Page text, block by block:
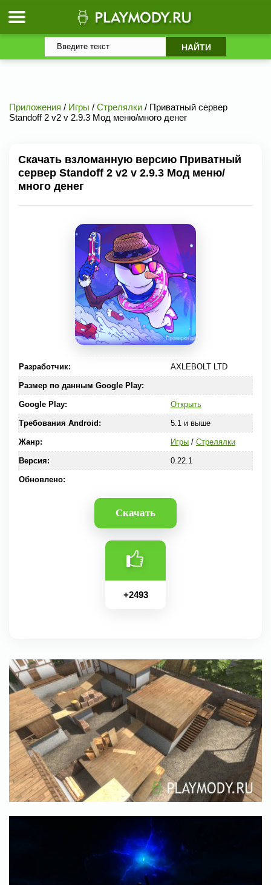
Приложения / Игры / Стрелялки / Приватный сервер
Standoff 2 v2 v 2.9.3 Мод меню/много денег
Скачать взломанную версию Приватный
сервер Standoff 2 v2 v 2.9.3 Мод меню/
много денег
Разработчик: AXLEBOLT LTD
Размер по данным Google Play:
Google Play: Открыть
Требования Android: 5.1 и выше
Жанр: Игры/ Стрелялки
Версия: 0.22.1
Обновлено:
Скачать
+2493